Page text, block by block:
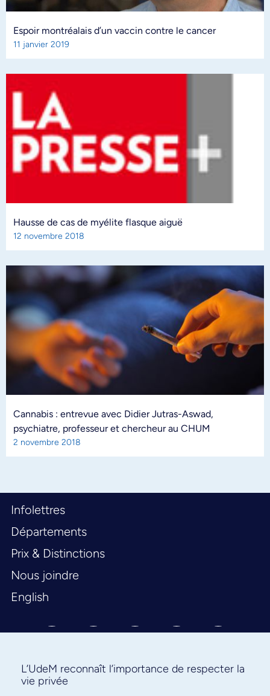
Espoir montréalais d’un vaccin contre le cancer
11 janvier 2019
Hausse de cas de myélite flasque aiguë
12 novembre 2018
Cannabis : entrevue avec Didier Jutras-Aswad,
psychiatre, professeur et chercheur au CHUM
2 novembre 2018
Infolettres
Départements
Prix & Distinctions
Nous joindre
English
L’UdeM reconnaît l’importance de respecter la
vie privée